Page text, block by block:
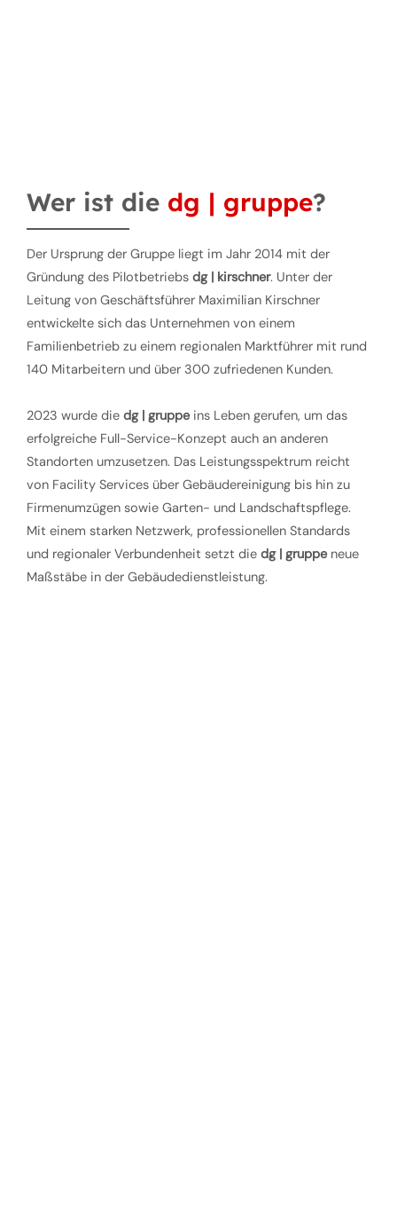
Wer ist die dg | gruppe?
Der Ursprung der Gruppe liegt im Jahr 2014 mit der
Gründung des Pilotbetriebs dg | kirschner. Unter der
Leitung von Geschäftsführer Maximilian Kirschner
entwickelte sich das Unternehmen von einem
Familienbetrieb zu einem regionalen Marktführer mit rund
140 Mitarbeitern und über 300 zufriedenen Kunden.
2023 wurde die dg | gruppeins Leben gerufen, um das
erfolgreiche Full-Service-Konzept auch an anderen
Standorten umzusetzen. Das Leistungsspektrum reicht
von Facility Services über Gebäudereinigung bis hin zu
Firmenumzügen sowie Garten- und Landschaftspflege.
Mit einem starken Netzwerk, professionellen Standards
und regionaler Verbundenheit setzt die dg | gruppeneue
Maßstäbe in der Gebäudedienstleistung.